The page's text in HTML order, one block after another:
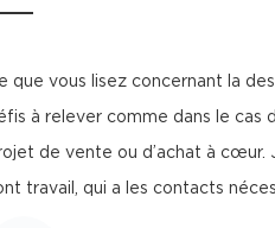
que vous lisez concernant la
à relever comme dans le cas
de vente ou d’achat à cœur.
travail, qui a les contacts